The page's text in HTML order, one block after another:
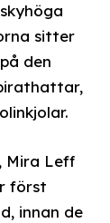
sitter
den
Mira Leff
först
innan de